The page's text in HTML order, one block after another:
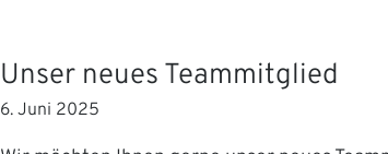
Unser neues Teammitglied
6. Juni 2025